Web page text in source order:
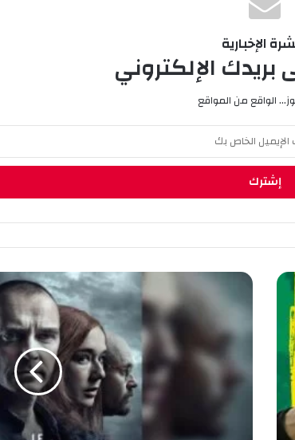
الإخبارية
بريدك الإلكتروني
الواقع من المواقع
مهرجان
“المريض
المثالي”
الجمهور